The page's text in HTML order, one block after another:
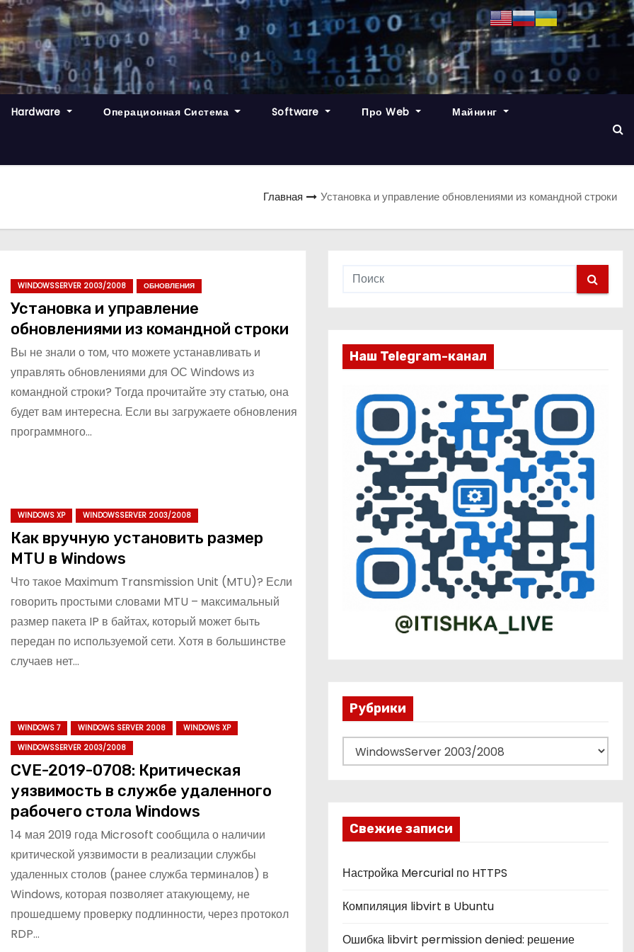
Hardware Операционная Система Software Про Web Майнинг
Главная Установка и управление обновлениями из командной строки
WINDOWSSERVER 2003/2008 ОБНОВЛЕНИЯ
Установка и управление
обновлениями из командной строки
Вы не знали о том, что можете устанавливать и
управлять обновлениями для ОС Windows из
командной строки? Тогда прочитайте эту статью, она
будет вам интересна. Если вы загружаете обновления
программного…
WINDOWS XP WINDOWSSERVER 2003/2008
Как вручную установить размер
MTU в Windows
Что такое Maximum Transmission Unit (MTU)? Если
говорить простыми словами MTU – максимальный
размер пакета IP в байтах, который может быть
передан по используемой сети. Хотя в большинстве
случаев нет…
WINDOWS 7 WINDOWS SERVER 2008
WINDOWS XP
WINDOWSSERVER 2003/2008
CVE-2019-0708: Критическая
уязвимость в службе удаленного
рабочего стола Windows
14 мая 2019 года Microsoft сообщила о наличии
критической уязвимости в реализации службы
удаленных столов (ранее служба терминалов) в
Windows, которая позволяет атакующему, не
прошедшему проверку подлинности, через протокол
RDP…
Наш Telegram-канал
Рубрики
у
к
и
Свежие записи
Настройка Mercurial по HTTPS
Компиляция libvirt в Ubuntu
Ошибка libvirt permission denied: решение